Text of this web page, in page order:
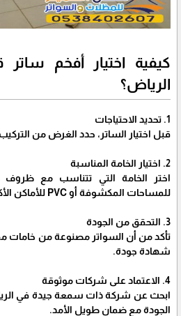
كيفية اختيار أفخم
الرياض؟
1. تحديد الاحتياجات
قبل اختيار الساتر، حدد الغرض من
2. اختيار الخامة المناسبة
اختر الخامة التي تتناسب مع ظروف
للمساحات المكشوفة أو PVC للأماكن الأكثر فخامة.
3. التحقق من الجودة
تأكد من أن السواتر مصنوعة من خامات
شهادة جودة.
4. الاعتماد على شركات موثوقة
ابحث عن شركة ذات سمعة جيدة في
الجودة مع ضمان طويل الأمد.